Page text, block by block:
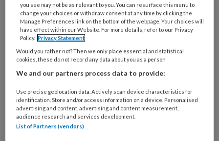
Sjef, mijn eerste cliënt van vandaag, vertelt
over een ongeluk dat hem nog steeds dwarszit.
Hij werkte in een fabriek waar gelatine wordt
gemaakt door koeienhuiden chemisch te
bewerken met verschillende substanties. Op
ongeluk de hele nacht, in plaats van een uurtje,
in de chemische stof te hebben gelegen en de
huiden waren helemaal opgelost. Zijn baas, die
you see may not be as relevant to you. You can resurface this menu to
change your choices or withdraw consent at any time by clicking the
Manage Preferences link on the bottom of the webpage. Your choices will
have effect within our Website. For more details, refer to our Privacy
Policy. Privacy Statement
Would you rather not? Then we only place essential and statistical
cookies, these do not record any data about you as a person
We and our partners process data to provide:
Use precise geolocation data. Actively scan device characteristics for
identification. Store and/or access information on a device. Personalised
advertising and content, advertising and content measurement,
audience research and services development.
List of Partners (vendors)